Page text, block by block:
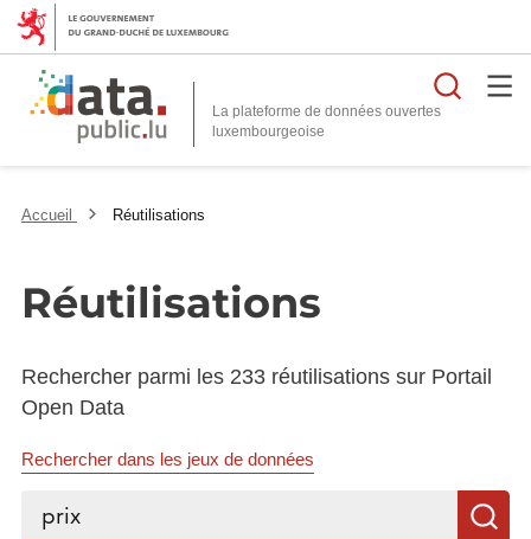
La plateforme de données ouvertes
Accueil Réutilisations
Réutilisations
Rechercher parmi les 233 réutilisations sur Portail
Open Data
Rechercher dans les jeux de données
Rechercher...